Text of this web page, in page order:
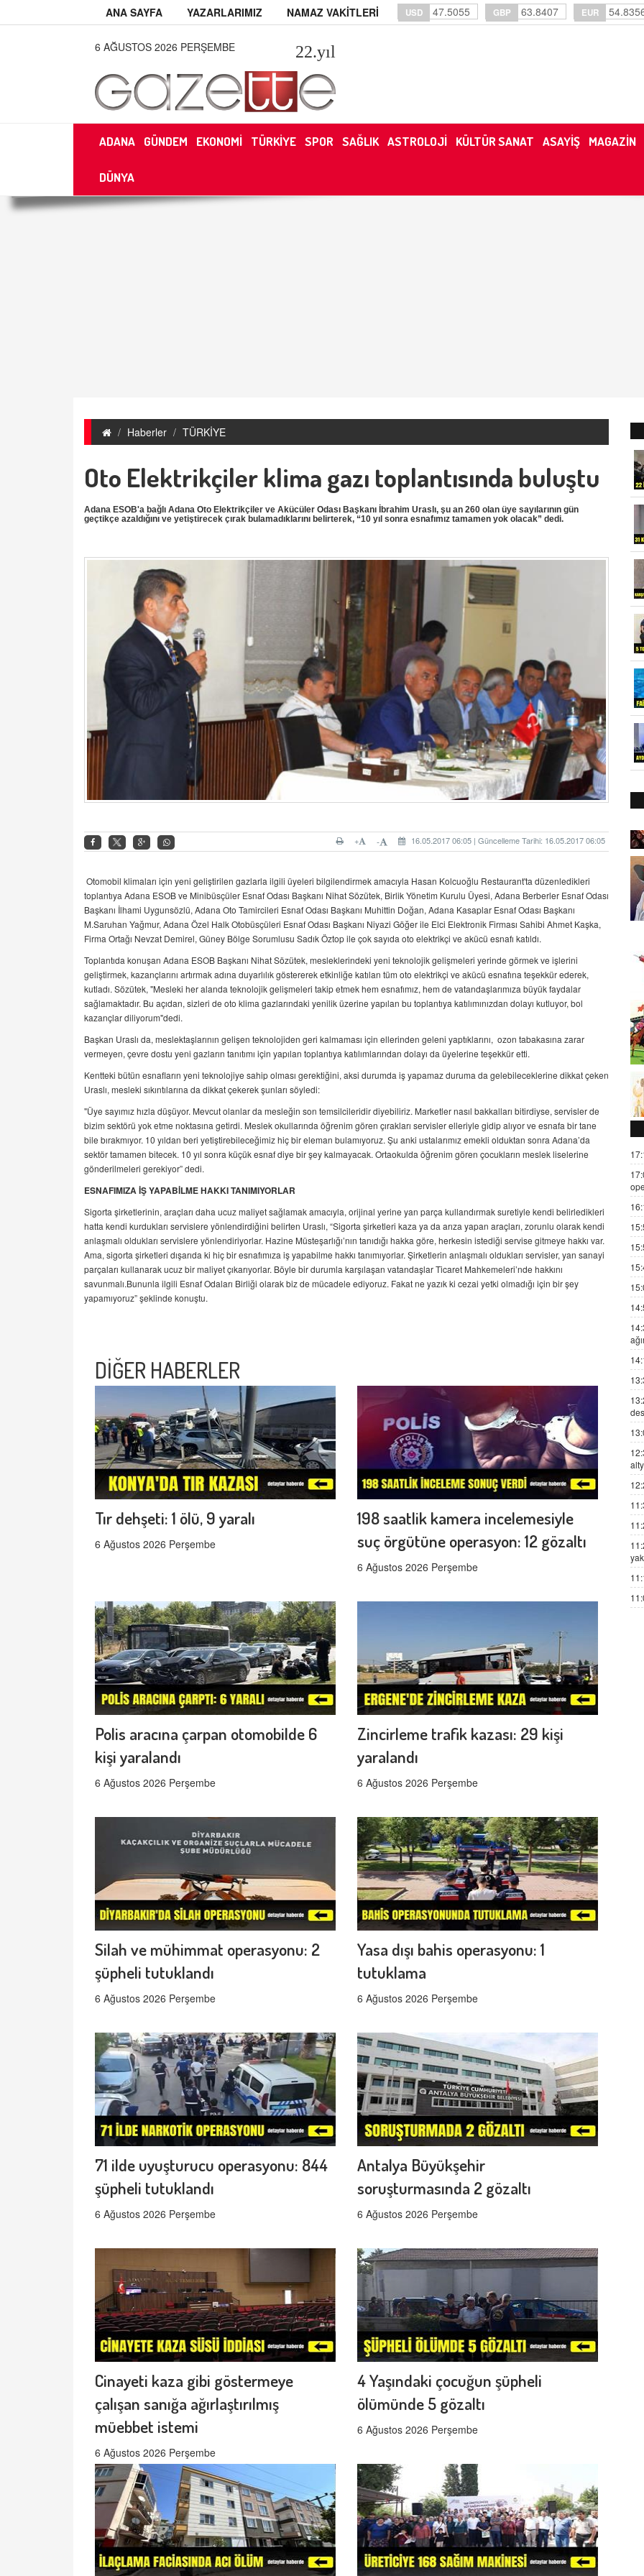
ANA SAYFA YAZARLARIMIZ NAMAZ VAKİTLERİ USD 47.5055 GBP 63.8407 EUR
6 AĞUSTOS 2026 PERŞEMBE 22.yıl
ADANA GÜNDEM EKONOMİ TÜRKİYE SPOR SAĞLIK ASTROLOJİ KÜLTÜR SANAT ASAYİŞ MAGAZİN
DÜNYA
Haberler TÜRKİYE
Oto Elektrikçiler klima gazı toplantısında buluştu
Adana ESOB'a bağlı Adana Oto Elektrikçiler ve Akücüler Odası Başkanı İbrahim Uraslı, şu an 260 olan üye sayılarının gün
geçtikçe azaldığını ve yetiştirecek çırak bulamadıklarını belirterek, “10 yıl sonra esnafımız tamamen yok olacak” dedi.
16.05.2017 06:05 | Güncelleme Tarihi: 16.05.2017 06:05
-
+
Otomobil klimaları için yeni geliştirilen gazlarla ilgili üyeleri bilgilendirmek amacıyla Hasan Kolcuoğlu Restaurant'ta düzenledikleri
toplantıya Adana ESOB ve Minibüsçüler Esnaf Odası Başkanı Nihat Sözütek, Birlik Yönetim Kurulu Üyesi, Adana Berberler Esnaf Odası
Başkanı İlhami Uygunsözlü, Adana Oto Tamircileri Esnaf Odası Başkanı Muhittin Doğan, Adana Kasaplar Esnaf Odası Başkanı
M.Saruhan Yağmur, Adana Özel Halk Otobüsçüleri Esnaf Odası Başkanı Niyazi Göğer ile Elci Elektronik Firması Sahibi Ahmet Kaşka,
Firma Ortağı Nevzat Demirel, Güney Bölge Sorumlusu Sadık Öztop ile çok sayıda oto elektrikçi ve akücü esnafı katıldı.
Toplantıda konuşan Adana ESOB Başkanı Nihat Sözütek, mesleklerindeki yeni teknolojik gelişmeleri yerinde görmek ve işlerini
geliştirmek, kazançlarını artırmak adına duyarlılık göstererek etkinliğe katılan tüm oto elektrikçi ve akücü esnafına teşekkür ederek,
kutladı. Sözütek, "Mesleki her alanda teknolojik gelişmeleri takip etmek hem esnafımız, hem de vatandaşlarımıza büyük faydalar
sağlamaktadır. Bu açıdan, sizleri de oto klima gazlarındaki yenilik üzerine yapılan bu toplantıya katılımınızdan dolayı kutluyor, bol
kazançlar diliyorum"dedi.
Başkan Uraslı da, meslektaşlarının gelişen teknolojiden geri kalmaması için ellerinden geleni yaptıklarını, ozon tabakasına zarar
vermeyen, çevre dostu yeni gazların tanıtımı için yapılan toplantıya katılımlarından dolayı da üyelerine teşekkür etti.
Kentteki bütün esnafların yeni teknolojiye sahip olması gerektiğini, aksi durumda iş yapamaz duruma da gelebileceklerine dikkat çeken
Uraslı, mesleki sıkıntılarına da dikkat çekerek şunları söyledi:
"Üye sayımız hızla düşüyor. Mevcut olanlar da mesleğin son temsilcileridir diyebiliriz. Marketler nasıl bakkalları bitirdiyse, servisler de
bizim sektörü yok etme noktasına getirdi. Meslek okullarında öğrenim gören çırakları servisler elleriyle gidip alıyor ve esnafa bir tane
bile bırakmıyor. 10 yıldan beri yetiştirebileceğimiz hiç bir eleman bulamıyoruz. Şu anki ustalarımız emekli olduktan sonra Adana’da
sektör tamamen bitecek. 10 yıl sonra küçük esnaf diye bir şey kalmayacak. Ortaokulda öğrenim gören çocukların meslek liselerine
gönderilmeleri gerekiyor” dedi.
ESNAFIMIZA İŞ YAPABİLME HAKKI TANIMIYORLAR
Sigorta şirketlerinin, araçları daha ucuz maliyet sağlamak amacıyla, orijinal yerine yan parça kullandırmak suretiyle kendi belirledikleri
hatta kendi kurdukları servislere yönlendirdiğini belirten Uraslı, “Sigorta şirketleri kaza ya da arıza yapan araçları, zorunlu olarak kendi
anlaşmalı oldukları servislere yönlendiriyorlar. Hazine Müsteşarlığı’nın tanıdığı hakka göre, herkesin istediği servise gitmeye hakkı var.
Ama, sigorta şirketleri dışarıda ki hiç bir esnafımıza iş yapabilme hakkı tanımıyorlar. Şirketlerin anlaşmalı oldukları servisler, yan sanayi
parçaları kullanarak ucuz bir maliyet çıkarıyorlar. Böyle bir durumla karşılaşan vatandaşlar Ticaret Mahkemeleri’nde hakkını
savunmalı.Bununla ilgili Esnaf Odaları Birliği olarak biz de mücadele ediyoruz. Fakat ne yazık ki cezai yetki olmadığı için bir şey
yapamıyoruz” şeklinde konuştu.
DİĞER HABERLER
Tır dehşeti: 1 ölü, 9 yaralı
6 Ağustos 2026 Perşembe
198 saatlik kamera incelemesiyle
suç örgütüne operasyon: 12 gözaltı
6 Ağustos 2026 Perşembe
Polis aracına çarpan otomobilde 6
kişi yaralandı
6 Ağustos 2026 Perşembe
Zincirleme trafik kazası: 29 kişi
yaralandı
6 Ağustos 2026 Perşembe
Silah ve mühimmat operasyonu: 2
şüpheli tutuklandı
6 Ağustos 2026 Perşembe
Yasa dışı bahis operasyonu: 1
tutuklama
6 Ağustos 2026 Perşembe
71 ilde uyuşturucu operasyonu: 844
şüpheli tutuklandı
6 Ağustos 2026 Perşembe
Antalya Büyükşehir
soruşturmasında 2 gözaltı
6 Ağustos 2026 Perşembe
Cinayeti kaza gibi göstermeye
çalışan sanığa ağırlaştırılmış
müebbet istemi
6 Ağustos 2026 Perşembe
4 Yaşındaki çocuğun şüpheli
ölümünde 5 gözaltı
6 Ağustos 2026 Perşembe